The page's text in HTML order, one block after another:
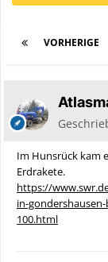
VORHERIGE
Im Hunsrück kam
Erdrakete.
https://
in-
100.html